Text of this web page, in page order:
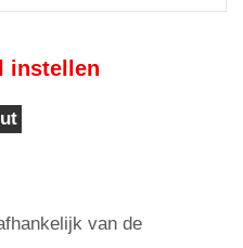
instellen
van de